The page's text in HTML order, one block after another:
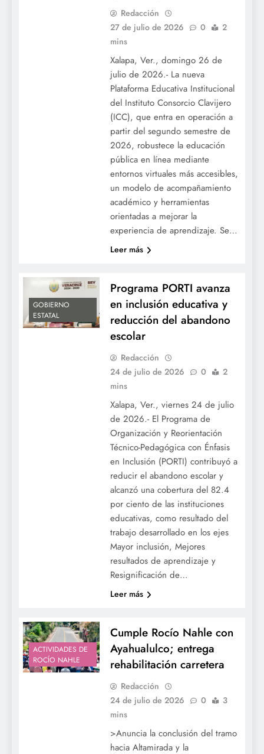
Redacción
27 de julio de 2026
0
2
mins
Xalapa, Ver., domingo 26 de
julio de 2026.- La nueva
Plataforma Educativa Institucional
del Instituto Consorcio Clavijero
(ICC), que entra en operación a
partir del segundo semestre de
2026, robustece la educación
pública en línea mediante
entornos virtuales más accesibles,
un modelo de acompañamiento
académico y herramientas
orientadas a mejorar la
experiencia de aprendizaje. Se…
Leer más
GOBIERNO
ESTATAL
Programa PORTI avanza
en inclusión educativa y
reducción del abandono
escolar
Redacción
24 de julio de 2026
0
2
mins
Xalapa, Ver., viernes 24 de julio
de 2026.- El Programa de
Organización y Reorientación
Técnico-Pedagógica con Énfasis
en Inclusión (PORTI) contribuyó a
reducir el abandono escolar y
alcanzó una cobertura del 82.4
por ciento de las instituciones
educativas, como resultado del
trabajo desarrollado en los ejes
Mayor inclusión, Mejores
resultados de aprendizaje y
Resignificación de…
Leer más
ACTIVIDADES DE
ROCÍO NAHLE
Cumple Rocío Nahle con
Ayahualulco; entrega
rehabilitación carretera
Redacción
24 de julio de 2026
0
3
mins
>Anuncia la conclusión del tramo
hacia Altamirada y la